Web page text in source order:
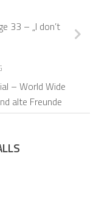
33 – „I don’t
– World Wide
alte Freunde